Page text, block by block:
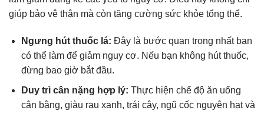
giúp bảo vệ thận mà còn tăng cường sức khỏe tổng thể.
Ngưng hút thuốc lá: Đây là bước quan trọng nhất bạn
có thể làm để giảm nguy cơ. Nếu bạn không hút thuốc,
đừng bao giờ bắt đầu.
Duy trì cân nặng hợp lý: Thực hiện chế độ ăn uống
cân bằng, giàu rau xanh, trái cây, ngũ cốc nguyên hạt và